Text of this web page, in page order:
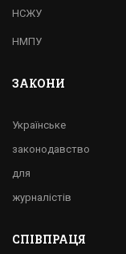
НСЖУ
НМПУ
ЗАКОНИ
Українське
законодавство
для
журналістів
СПІВПРАЦЯ